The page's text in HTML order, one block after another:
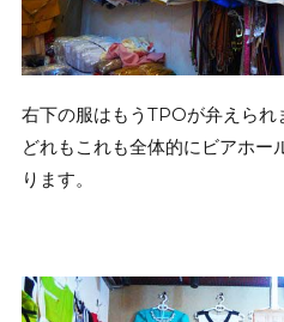
右下の服はもうTPOが弁えられ
どれもこれも全体的にビアホー
ります。